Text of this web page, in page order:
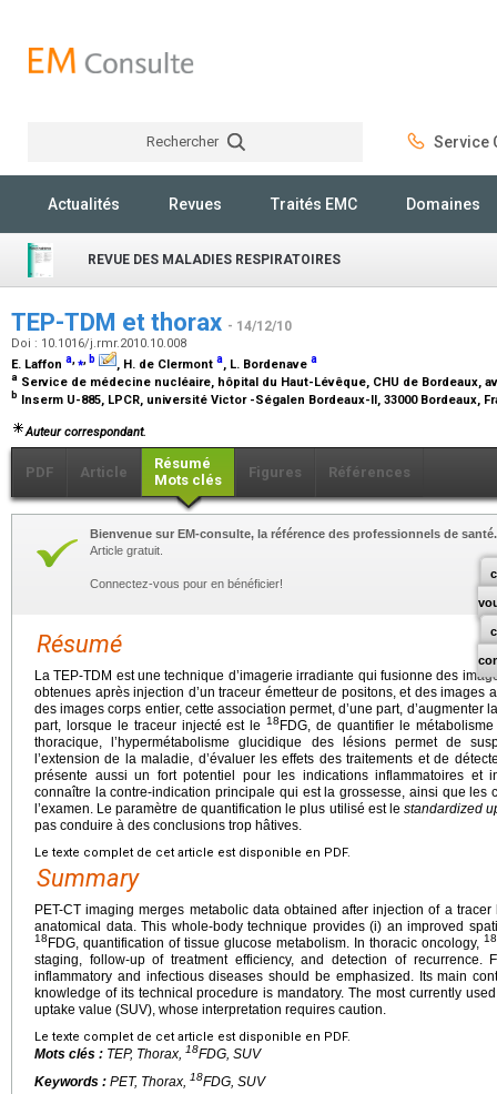
Rechercher Service
Actualités Revues Traités EMC Domaines
REVUE DES MALADIES RESPIRATOIRES
TEP-TDM et thorax - 14/12/10
Doi : 10.1016/j.rmr.2010.10.008
E. Laffon a,⁎, b , H. de Clermont a, L. Bordenave a
a Service de médecine nucléaire, hôpital du Haut-Lévêque, CHU de Bordeaux,
b Inserm U-885, LPCR, université Victor -Ségalen Bordeaux-II, 33000 Bordeaux,
Auteur correspondant.
PDF Article
Résumé
Mots clés
Figures Références
Bienvenue sur EM-consulte, la référence des professionnels de santé.
Article gratuit.
Connectez-vous pour en bénéficier!
Résumé
La TEP-TDM est une technique d’imagerie irradiante qui fusionne des
obtenues après injection d’un traceur émetteur de positons, et des images
des images corps entier, cette association permet, d’une part, d’augmenter
part, lorsque le traceur injecté est le18FDG, de quantifier le
thoracique, l’hypermétabolisme glucidique des lésions permet de
l’extension de la maladie, d’évaluer les effets des traitements et de
présente aussi un fort potentiel pour les indications inflammatoires et
connaître la contre-indication principale qui est la grossesse, ainsi que les
l’examen. Le paramètre de quantification le plus utilisé est lestandardized
pas conduire à des conclusions trop hâtives.
Le texte complet de cet article est disponible en PDF.
Summary
PET-CT imaging merges metabolic data obtained after injection of a
anatomical data. This whole-body technique provides (i) an improved
18FDG, quantification of tissue glucose metabolism. In thoracic oncology, 18
staging, follow-up of treatment efficiency, and detection of recurrence.
inflammatory and infectious diseases should be emphasized. Its main
knowledge of its technical procedure is mandatory. The most currently
uptake value (SUV), whose interpretation requires caution.
Le texte complet de cet article est disponible en PDF.
Mots clés : TEP, Thorax, 18FDG, SUV
Keywords : PET, Thorax, 18FDG, SUV